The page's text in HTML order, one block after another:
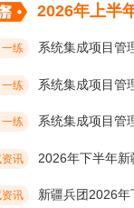
练 系统集成项目管
练 系统集成项目管
练 系统集成项目管
讯
讯